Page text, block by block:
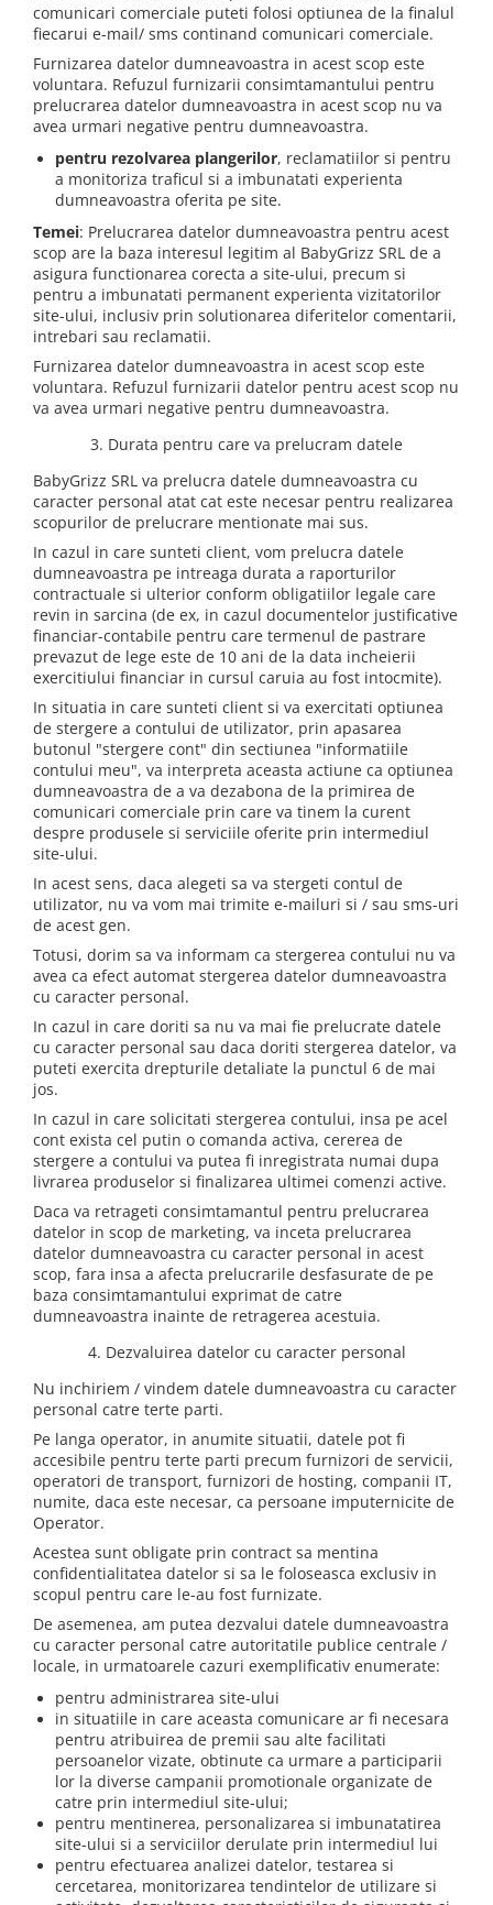
comunicari comerciale puteti folosi optiunea de la finalul
fiecarui e-mail/ sms continand comunicari comerciale.
Furnizarea datelor dumneavoastra in acest scop este
voluntara. Refuzul furnizarii consimtamantului pentru
prelucrarea datelor dumneavoastra in acest scop nu va
avea urmari negative pentru dumneavoastra.
pentru rezolvarea plangerilor, reclamatiilor si pentru
a monitoriza traficul si a imbunatati experienta
dumneavoastra oferita pe site.
Temei: Prelucrarea datelor dumneavoastra pentru acest
scop are la baza interesul legitim al BabyGrizz SRL de a
asigura functionarea corecta a site-ului, precum si
pentru a imbunatati permanent experienta vizitatorilor
site-ului, inclusiv prin solutionarea diferitelor comentarii,
intrebari sau reclamatii.
Furnizarea datelor dumneavoastra in acest scop este
voluntara. Refuzul furnizarii datelor pentru acest scop nu
va avea urmari negative pentru dumneavoastra.
3. Durata pentru care va prelucram datele
BabyGrizz SRL va prelucra datele dumneavoastra cu
caracter personal atat cat este necesar pentru realizarea
scopurilor de prelucrare mentionate mai sus.
In cazul in care sunteti client, vom prelucra datele
dumneavoastra pe intreaga durata a raporturilor
contractuale si ulterior conform obligatiilor legale care
revin in sarcina (de ex, in cazul documentelor justificative
financiar-contabile pentru care termenul de pastrare
prevazut de lege este de 10 ani de la data incheierii
exercitiului financiar in cursul caruia au fost intocmite).
In situatia in care sunteti client si va exercitati optiunea
de stergere a contului de utilizator, prin apasarea
butonul "stergere cont" din sectiunea "informatiile
contului meu", va interpreta aceasta actiune ca optiunea
dumneavoastra de a va dezabona de la primirea de
comunicari comerciale prin care va tinem la curent
despre produsele si serviciile oferite prin intermediul
site-ului.
In acest sens, daca alegeti sa va stergeti contul de
utilizator, nu va vom mai trimite e-mailuri si / sau sms-uri
de acest gen.
Totusi, dorim sa va informam ca stergerea contului nu va
avea ca efect automat stergerea datelor dumneavoastra
cu caracter personal.
In cazul in care doriti sa nu va mai fie prelucrate datele
cu caracter personal sau daca doriti stergerea datelor, va
puteti exercita drepturile detaliate la punctul 6 de mai
jos.
In cazul in care solicitati stergerea contului, insa pe acel
cont exista cel putin o comanda activa, cererea de
stergere a contului va putea fi inregistrata numai dupa
livrarea produselor si finalizarea ultimei comenzi active.
Daca va retrageti consimtamantul pentru prelucrarea
datelor in scop de marketing, va inceta prelucrarea
datelor dumneavoastra cu caracter personal in acest
scop, fara insa a afecta prelucrarile desfasurate de pe
baza consimtamantului exprimat de catre
dumneavoastra inainte de retragerea acestuia.
4. Dezvaluirea datelor cu caracter personal
Nu inchiriem / vindem datele dumneavoastra cu caracter
personal catre terte parti.
Pe langa operator, in anumite situatii, datele pot fi
accesibile pentru terte parti precum furnizori de servicii,
operatori de transport, furnizori de hosting, companii IT,
numite, daca este necesar, ca persoane imputernicite de
Operator.
Acestea sunt obligate prin contract sa mentina
confidentialitatea datelor si sa le foloseasca exclusiv in
scopul pentru care le-au fost furnizate.
De asemenea, am putea dezvalui datele dumneavoastra
cu caracter personal catre autoritatile publice centrale /
locale, in urmatoarele cazuri exemplificativ enumerate:
pentru administrarea site-ului
in situatiile in care aceasta comunicare ar fi necesara
pentru atribuirea de premii sau alte facilitati
persoanelor vizate, obtinute ca urmare a participarii
lor la diverse campanii promotionale organizate de
catre prin intermediul site-ului;
pentru mentinerea, personalizarea si imbunatatirea
site-ului si a serviciilor derulate prin intermediul lui
pentru efectuarea analizei datelor, testarea si
cercetarea, monitorizarea tendintelor de utilizare si